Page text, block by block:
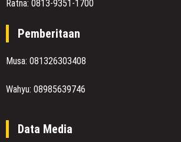
Ratna: 0813-9351-1700
Pemberitaan
Musa: 081326303408
Wahyu: 08985639746
Data Media